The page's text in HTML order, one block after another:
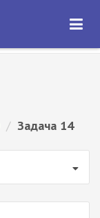
ОТКРЫТЬ
/ Задача 14